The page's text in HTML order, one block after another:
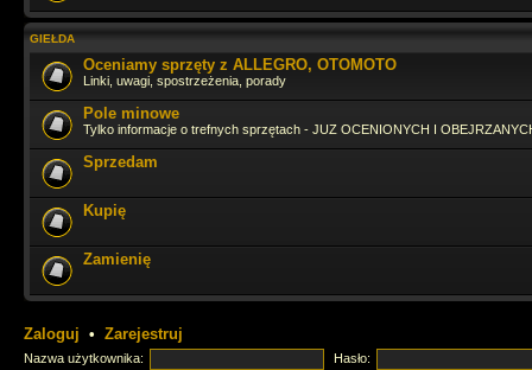
Ja fejsbóczka nie mam wiec tutaj zagladam bo i tak odpalaja mi sie 3
dzieje
ło panie Tasior sie pojawił
ale miło tu czasem zajrzeć i poczytać stare dzieje
instagramy
GIEŁDA
Oceniamy sprzęty z ALLEGRO, OTOMOTO
Linki, uwagi, spostrzeżenia, porady
Pole minowe
Tylko informacje o trefnych sprzętach - JUZ OCENIONYCH I
Sprzedam
Kupię
Zamienię
Zaloguj • Zarejestruj
Nazwa użytkownika: Hasło: